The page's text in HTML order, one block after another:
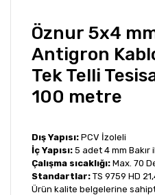
Öznur 5x4
Antigron
Tek Telli
100 metre
Dış Yapısı: PCV İzoleli
İç Yapısı: 5 adet 4 mm Bakır
Çalışma sıcaklığı: Max. 70
Standartlar: TS 9759 HD
Ürün kalite belgelerine